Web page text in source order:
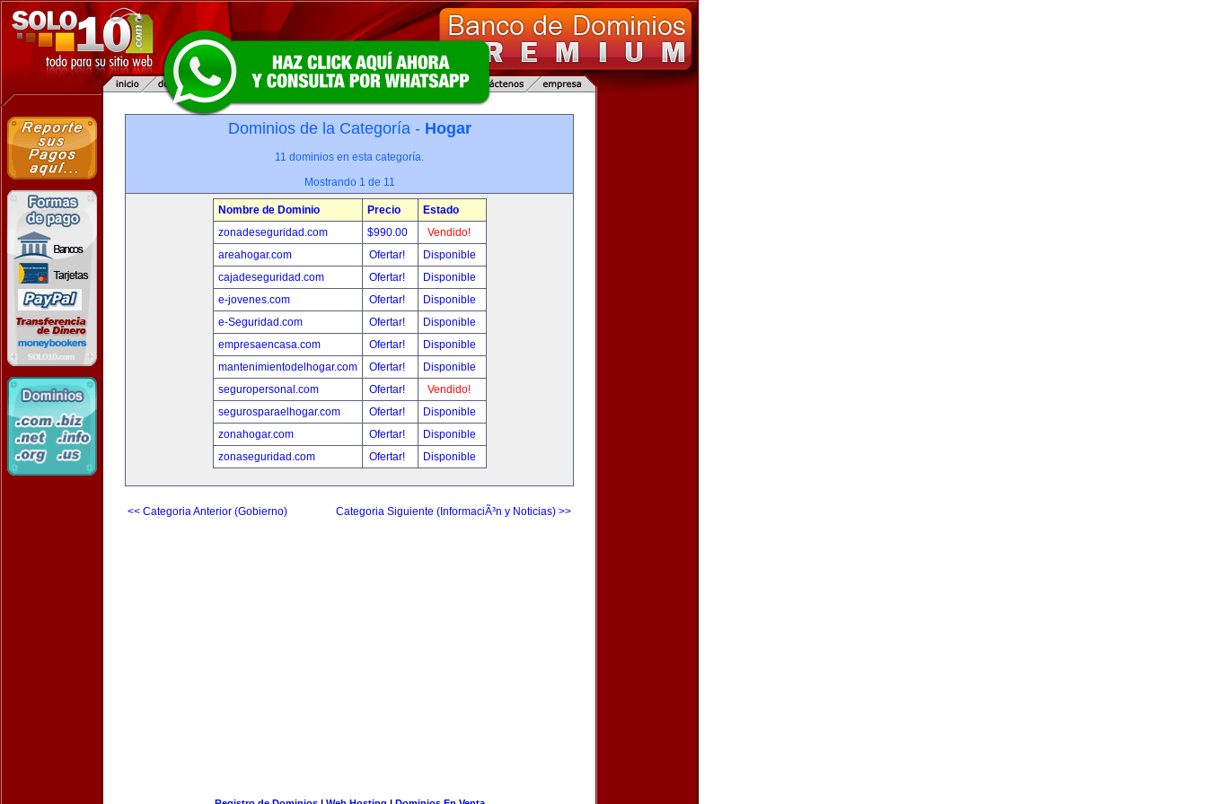
Dominios de la Categoría - Hogar
11 dominios en esta categoría.
Mostrando 1 de 11
Nombre de Dominio Precio
Estado
zonadeseguridad.com
$990.00
Vendido!
areahogar.com
Ofertar!
Disponible
cajadeseguridad.com
Ofertar!
Disponible
e-jovenes.com
Ofertar!
Disponible
e-Seguridad.com
Ofertar!
Disponible
empresaencasa.com
Ofertar!
Disponible
mantenimientodelhogar.com
Ofertar!
Disponible
seguropersonal.com
Ofertar!
Vendido!
segurosparaelhogar.com
Ofertar!
Disponible
zonahogar.com
Ofertar!
Disponible
zonaseguridad.com
Ofertar! Disponible
<< Categoria Anterior (Gobierno) Categoria Siguiente (InformaciÃ³n y Noticias) >>